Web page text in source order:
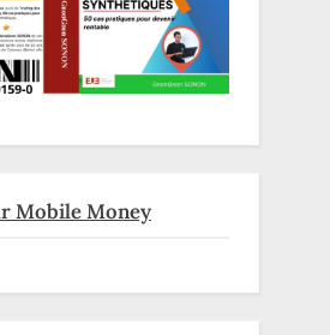
Mobile Money